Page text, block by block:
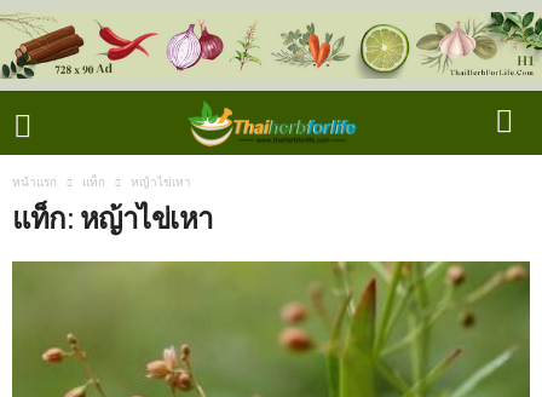
หน้าแรก แท็ก หญ้าไข่เหา
แท็ก: หญ้าไข่เหา